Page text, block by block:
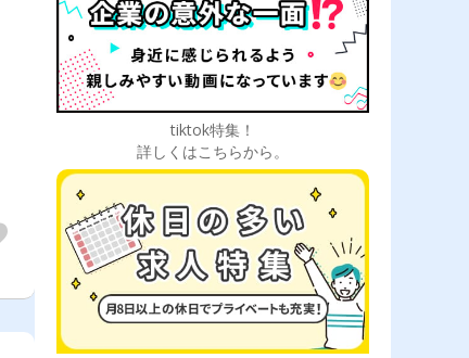
tiktok特集！
詳しくはこちらから。